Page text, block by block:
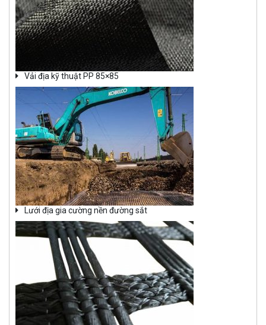
Vải địa kỹ thuật PP 85×85
Lưới địa gia cường nền đường sắt